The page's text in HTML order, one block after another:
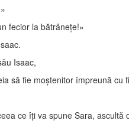
fecior la bătrâneţe!»
Isaac,
să fie moştenitor împreună cu
ce îţi va spune Sara,